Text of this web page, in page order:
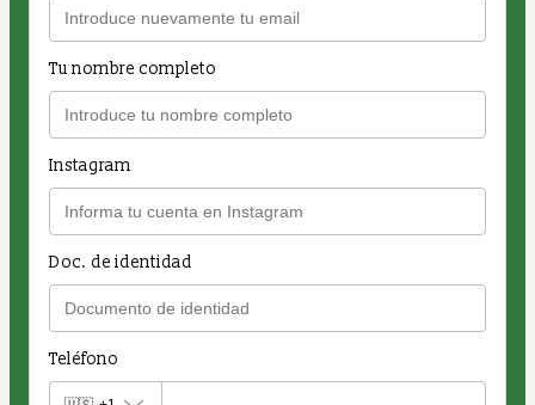
Tu nombre completo
Instagram
Doc. de identidad
Teléfono